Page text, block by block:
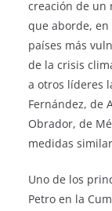
creación de un
que aborde,
países más
de la crisis
a otros líderes
Fernández, de
Obrador, de
medidas
Uno de los
Petro en la